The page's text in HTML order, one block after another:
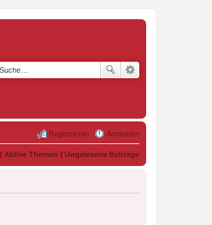
Anmelden
Registrieren
| Aktive Themen | Ungelesene Beiträge